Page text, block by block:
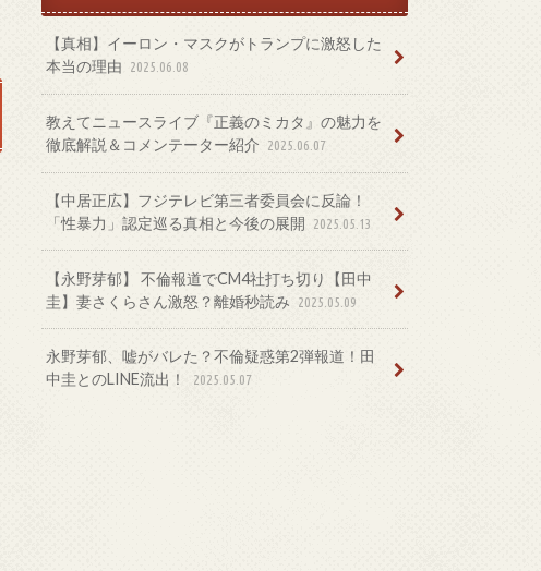
【真相】イーロン・マスクがトランプに激怒した
本当の理由
2025.06.08
教えてニュースライブ『正義のミカタ』の魅力を
徹底解説＆コメンテーター紹介
2025.06.07
【中居正広】フジテレビ第三者委員会に反論！
「性暴力」認定巡る真相と今後の展開
2025.05.13
【永野芽郁】 不倫報道でCM4社打ち切り【田中
圭】妻さくらさん激怒？離婚秒読み
2025.05.09
永野芽郁、嘘がバレた？不倫疑惑第2弾報道！田
中圭とのLINE流出！
2025.05.07